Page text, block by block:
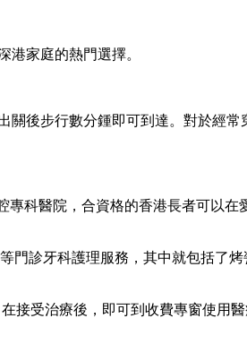
港家庭的熱門選擇。
後步行數分鍾即可到達。對於經常
科醫院，合資格的香港長者可以在
診牙科護理服務，其中就包括了烤
受治療後，即可到收費專窗使用